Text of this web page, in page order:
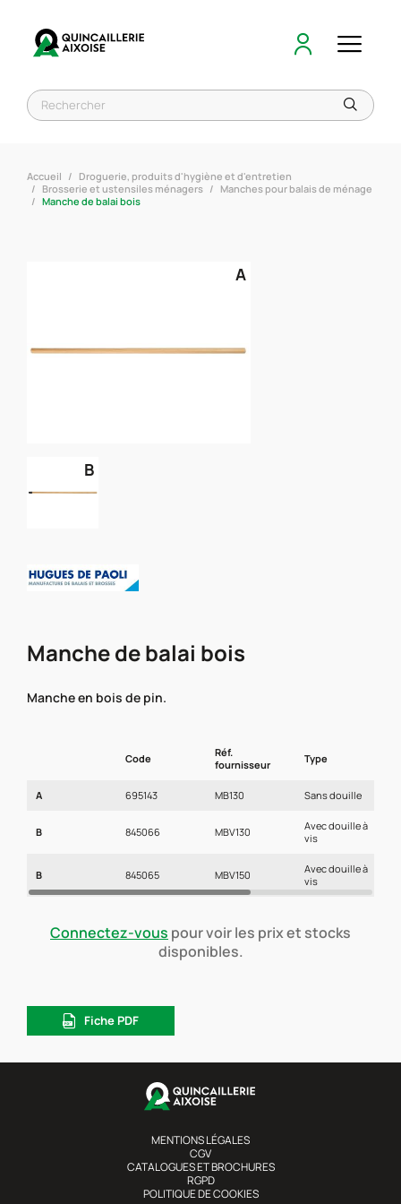
Accueil
Droguerie, produits d'hygiène et d'entretien
Brosserie et ustensiles ménagers
Manches pour balais de ménage
Manche de balai bois
A
B
Manche de balai bois
Manche en bois de pin.
Code
Réf.
fournisseur
Type
A 695143 MB130 Sans douille
B 845066 MBV130
Avec douille à
vis
B 845065 MBV150
Avec douille à
vis
Connectez-vous pour voir les prix et stocks
disponibles.
Fiche PDF
MENTIONS LÉGALES
CGV
CATALOGUES ET BROCHURES
RGPD
POLITIQUE DE COOKIES